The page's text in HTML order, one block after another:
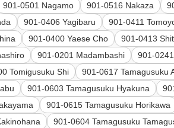
901-0501 Nagamo 901-0516 Nakaza
901-0406 Yagibaru 901-0411
901-0400 Yaese Cho 901-0413
901-0201 Madambashi 901-
Tomigusuku Shi 901-0617 Tamagusuku
901-0603 Tamagusuku Hyakuna
901-0615 Tamagusuku Horikawa
901-0604 Tamagusuku